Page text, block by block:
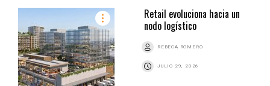
Retail evoluciona hacia un
nodo logístico
REBECA ROMERO
JULIO 29, 2026